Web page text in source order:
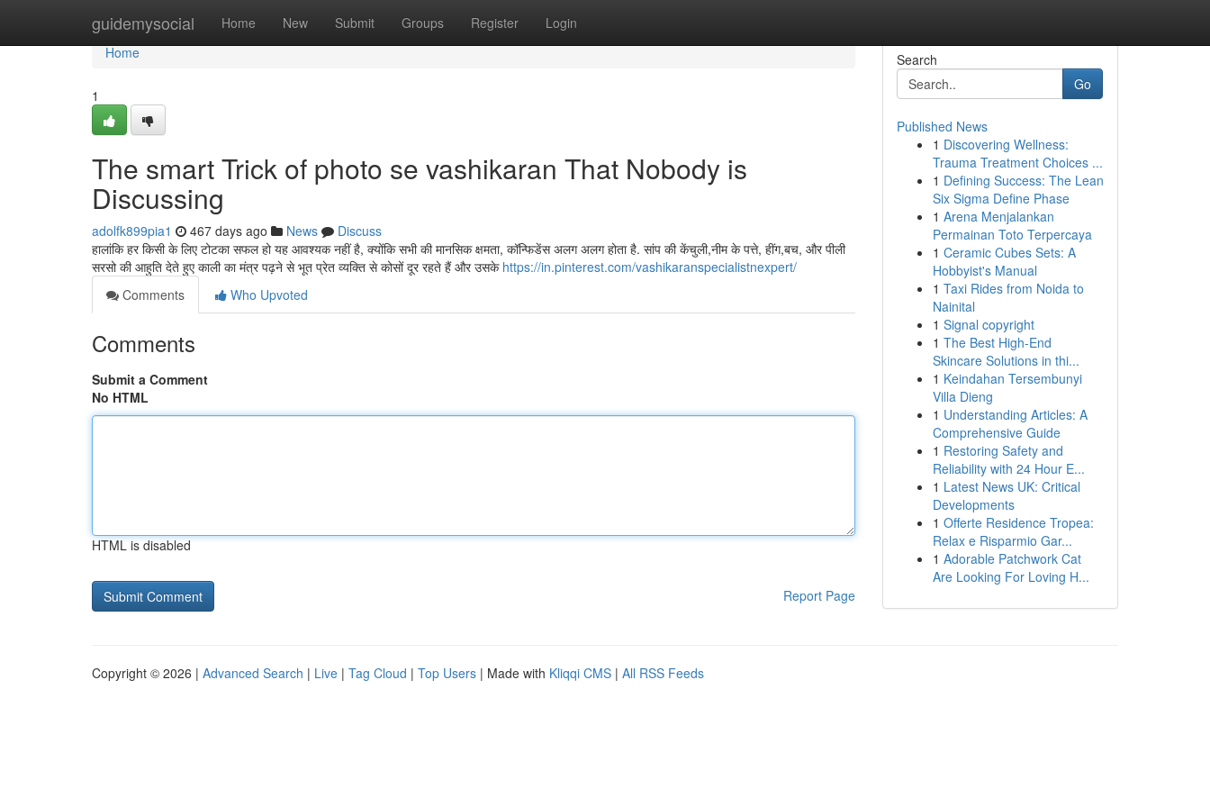
guidemysocial Home New Submit Groups Register Login
Home
Home
1
The smart Trick of photo se vashikaran That Nobody is
Discussing
adolfk899pia1 467 days ago News
Discuss
हालांकि हर किसी के लिए टोटका सफल हो यह आवश्यक नहीं है, क्योंकि सभी की मानसिक क्षमता, कॉन्फिडेंस अलग अलग होता है. सांप की केंचुली,नीम के पत्ते, हींग,बच, और पीली
सरसो की आहुति देते हुए काली का मंत्र पढ़ने से भूत प्रेत व्यक्ति से कोसों दूर रहते हैं और उसके https://in.pinterest.com/vashikaranspecialistnexpert/
Comments
Who Upvoted
Comments
Submit a Comment
No HTML
HTML is disabled
Report Page
Search
Go
Published News
1 Discovering Wellness:
Trauma Treatment Choices ...
1 Defining Success: The Lean
Six Sigma Define Phase
1 Arena Menjalankan
Permainan Toto Terpercaya
1 Ceramic Cubes Sets: A
Hobbyist's Manual
1 Taxi Rides from Noida to
Nainital
1 Signal copyright
1 The Best High-End
Skincare Solutions in thi...
1 Keindahan Tersembunyi
Villa Dieng
1 Understanding Articles: A
Comprehensive Guide
1 Restoring Safety and
Reliability with 24 Hour E...
1 Latest News UK: Critical
Developments
1 Offerte Residence Tropea:
Relax e Risparmio Gar...
1 Adorable Patchwork Cat
Are Looking For Loving H...
Copyright © 2026 | Advanced Search | Live | Tag Cloud | Top Users | Made with Kliqqi CMS | All RSS Feeds